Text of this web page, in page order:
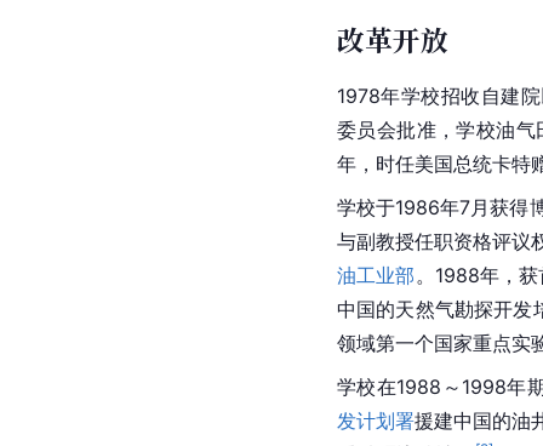
改革开放
1978年学校招收自建
委员会批准，学校油
年，时任美国总统卡特
学校于1986年7月获得
与副教授任职资格评议
油工业部 。1988年，
中国的天然气勘探开发
领域第一个国家重点实
学校在1988～1998年
发计划署援建中国的油